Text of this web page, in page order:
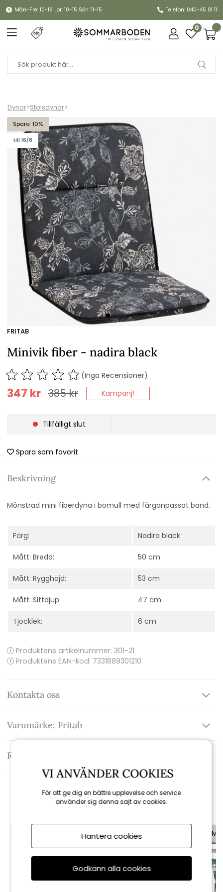
Mån-Fre: 10-18 Lör: 10-15 Sön: 11-15 Telefon: 040-45 01 11
0
Dynor>Stolsdynor>
10
till 16/8
Minivik fiber - nadira black
FRITAB
Minivik fiber - nadira black
(Inga Recensioner)
385kr
347 kr Kampanj!
Tillfälligt slut
Spara som favorit
Beskrivning
Mönstrad mini fiberdyna i bomull med färganpassat band.
Färg: Nadira black
Mått: Bredd: 50 cm
Mått: Rygghöjd: 53 cm
Mått: Sittdjup: 47 cm
Tjocklek: 6 cm
Produktens artikelnummer: 301-21
Produktens EAN-kod: 7331889301210
Kontakta oss
Varumärke: Fritab
Recensioner
Rekommenderade tillbehör
KAMPANJ
till 16/8
VI ANVÄNDER COOKIES
För att ge dig en bättre upplevelse och service
använder sig denna sajt av cookies.
Hantera cookies
Godkänn alla cookies